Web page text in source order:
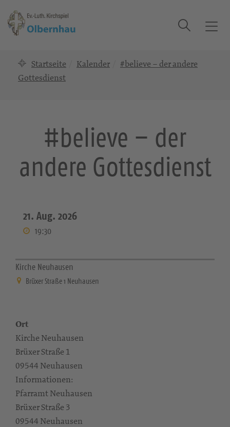
T
a
t
Suche
Startseite Kalender
#believe – der andere
Gottesdienst
#believe – der
andere Gottesdienst
21. Aug. 2026
19:30
Kirche Neuhausen
Brüxer Straße 1 Neuhausen
Ort
Kirche Neuhausen
Brüxer Straße 1
09544 Neuhausen
Informationen:
Pfarramt Neuhausen
Brüxer Straße 3
09544 Neuhausen